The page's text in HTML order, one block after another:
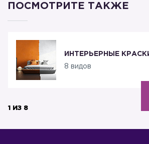
ПОСМОТРИТЕ ТАКЖЕ
ИНТЕРЬЕРНЫЕ
8 видов
1 ИЗ 8